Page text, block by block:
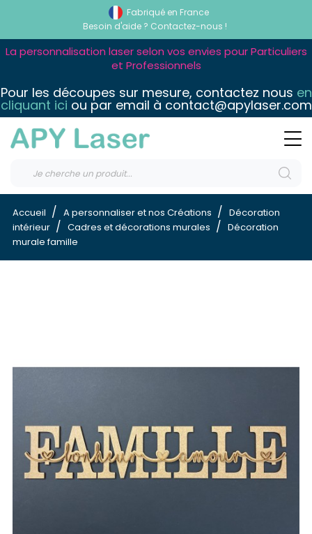
La personnalisation laser selon vos envies pour Particuliers
et Professionnels
Pour les découpes sur mesure, contactez nous en
cliquant ici ou par email à contact@apylaser.com
Fabriqué en France
Besoin d'aide ? Contactez-nous !
Accueil A personnaliser et nos Créations
Décoration
intérieur
Cadres et décorations murales
Décoration
murale famille